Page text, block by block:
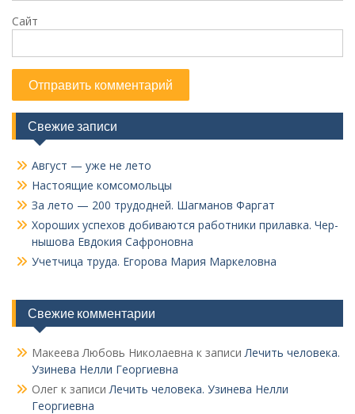
Сайт
Свежие записи
Август — уже не лето
Настоящие комсомольцы
За лето — 200 трудодней. Шагманов Фаргат
Хороших успехов добиваются работники прилавка. Чер­
нышова Евдокия Сафроновна
Учетчица труда. Его­рова Мария Маркеловна
Свежие комментарии
Макеева Любовь Николаевна к записиЛечить человека.
Узинева Нелли Георгиевна
Олег к записиЛечить человека. Узинева Нелли
Георгиевна